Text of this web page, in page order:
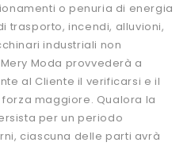
o penuria di energia
trasporto, incendi, alluvioni,
industriali non
Moda provvederà a
al Cliente il verificarsi e il
maggiore. Qualora la
per un periodo
ciascuna delle parti avrà